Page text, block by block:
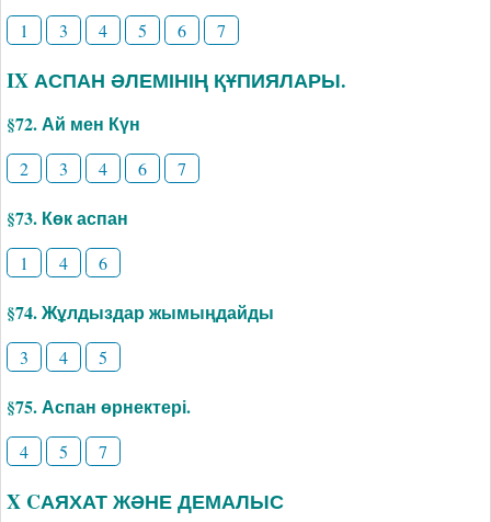
1 3 4 5 6 7
IX АСПАН ӘЛЕМІНІҢ ҚҰПИЯЛАРЫ.
§72. Ай мен Күн
2 3 4 6 7
§73. Көк аспан
1 4 6
§74. Жұлдыздар жымыңдайды
3 4 5
§75. Аспан өрнектері.
4 5 7
X CАЯХАТ ЖӘНЕ ДЕМАЛЫС